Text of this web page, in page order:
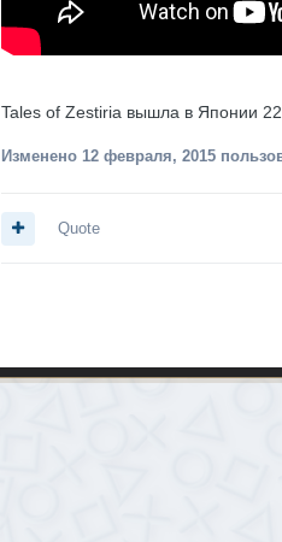
Tales of Zestiria вышла в Японии 22
Изменено 12 февраля, 2015
Quote